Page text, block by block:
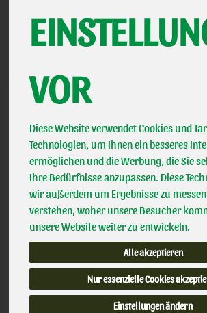
VOR
Diese Website verwendet Cookies und
Technologien, um Ihnen ein besseres
ermöglichen und die Werbung, die Sie
Ihre Bedürfnisse anzupassen. Diese
wir außerdem um Ergebnisse zu
verstehen, woher unsere Besucher
unsere Website weiter zu entwickeln.
Alle akzeptieren
Nur essenzielle Cookies
Einstellungen ändern
Hersteller Ernährung
Snäckebrot Brezelsalz & Laugen
2,99 €*/ 200g 2,99 €